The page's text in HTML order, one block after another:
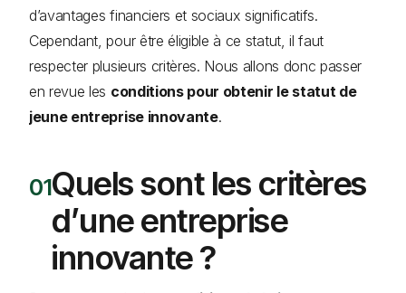
d’avantages financiers et sociaux significatifs.
Cependant, pour être éligible à ce statut, il faut
respecter plusieurs critères. Nous allons donc passer
en revue les conditions pour obtenir le statut de
jeune entreprise innovante.
Quels sont les critères
d’une entreprise
innovante ?